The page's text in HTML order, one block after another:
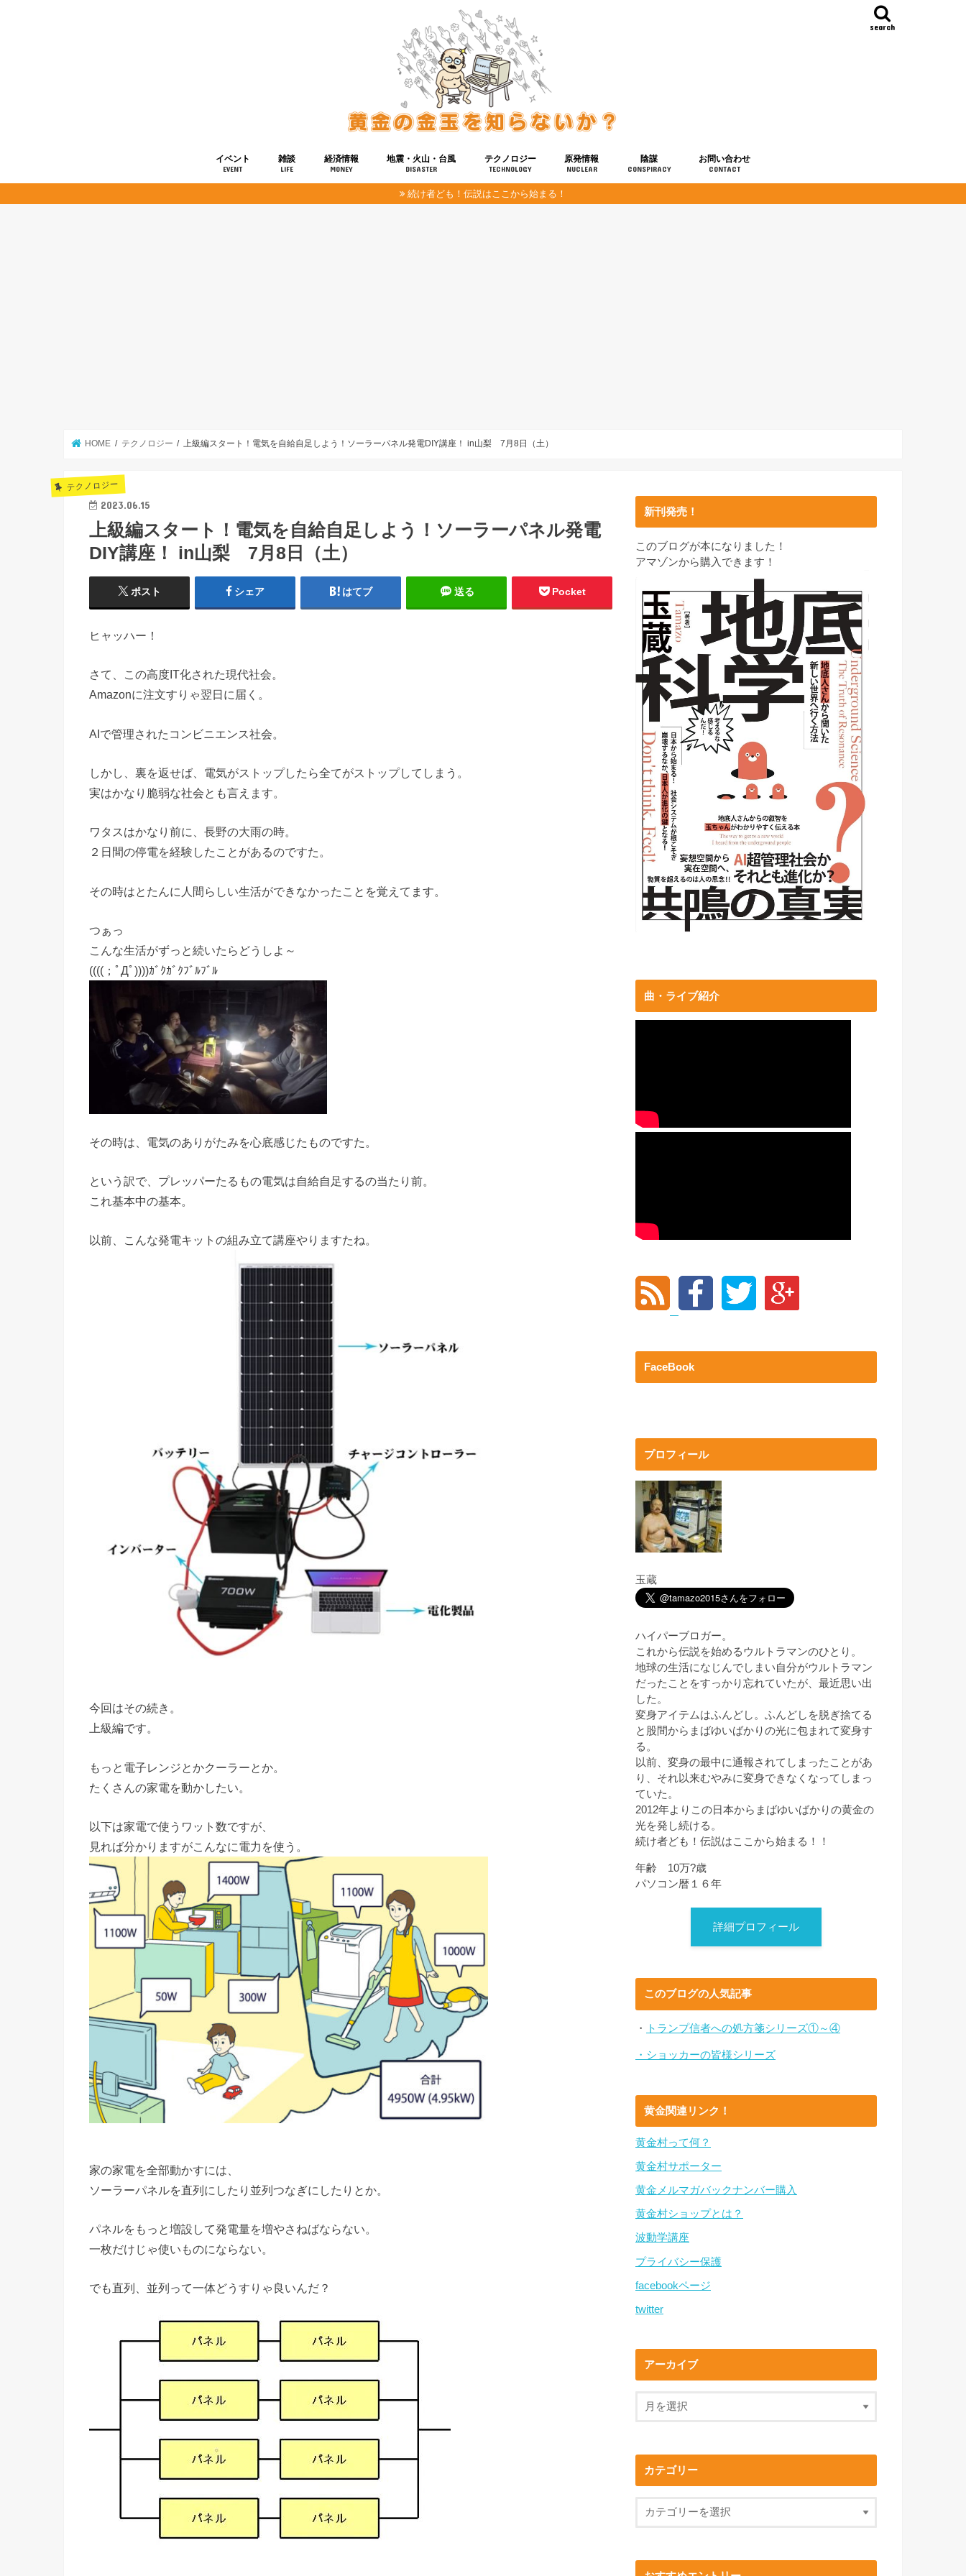
search
イベント
EVENT
雑談
LIFE
経済情報
MONEY
地震・火山・台風
DISASTER
テクノロジー
TECHNOLOGY
健康
宇宙
原発情報
NUCLEAR
陰謀
CONSPIRACY
お問い合わせ
CONTACT
続け者ども！伝説はここから始まる！
HOME テクノロジー 上級編スタート！電気を自給自足しよう！ソーラーパネル発電DIY講座！ in山梨 7月8日（土）
テクノロジー
2023.06.15
上級編スタート！電気を自給自足しよう！ソーラーパネル発電
DIY講座！ in山梨 7月8日（土）
ポスト シェア はてブ 送る Pocket
ヒャッハー！
さて、この高度IT化された現代社会。
Amazonに注文すりゃ翌日に届く。
AIで管理されたコンビニエンス社会。
しかし、裏を返せば、電気がストップしたら全てがストップしてしまう。
実はかなり脆弱な社会とも言えます。
ワタスはかなり前に、長野の大雨の時。
２日間の停電を経験したことがあるのですた。
その時はとたんに人間らしい生活ができなかったことを覚えてます。
つぁっ
こんな生活がずっと続いたらどうしよ～
((((；ﾟДﾟ))))ｶﾞｸｶﾞｸﾌﾞﾙﾌﾞﾙ
その時は、電気のありがたみを心底感じたものですた。
という訳で、プレッパーたるもの電気は自給自足するの当たり前。
これ基本中の基本。
以前、こんな発電キットの組み立て講座やりますたね。
今回はその続き。
上級編です。
もっと電子レンジとかクーラーとか。
たくさんの家電を動かしたい。
以下は家電で使うワット数ですが、
見れば分かりますがこんなに電力を使う。
家の家電を全部動かすには、
ソーラーパネルを直列にしたり並列つなぎにしたりとか。
パネルをもっと増設して発電量を増やさねばならない。
一枚だけじゃ使いものにならない。
でも直列、並列って一体どうすりゃ良いんだ？
新刊発売！
このブログが本になりました！
アマゾンから購入できます！
曲・ライブ紹介
FaceBook
プロフィール
玉蔵
ハイパーブロガー。
これから伝説を始めるウルトラマンのひとり。
地球の生活になじんでしまい自分がウルトラマン
だったことをすっかり忘れていたが、最近思い出
した。
変身アイテムはふんどし。ふんどしを脱ぎ捨てる
と股間からまばゆいばかりの光に包まれて変身す
る。
以前、変身の最中に通報されてしまったことがあ
り、それ以来むやみに変身できなくなってしまっ
ていた。
2012年よりこの日本からまばゆいばかりの黄金の
光を発し続ける。
続け者ども！伝説はここから始まる！！
年齢 10万?歳
パソコン暦１６年
詳細プロフィール
このブログの人気記事
・ トランプ信者への処方箋シリーズ①～④
・ショッカーの皆様シリーズ
黄金関連リンク！
黄金村って何？
黄金村サポーター
黄金メルマガバックナンバー購入
黄金村ショップとは？
波動学講座
プライバシー保護
facebookページ
twitter
アーカイブ
カテゴリー